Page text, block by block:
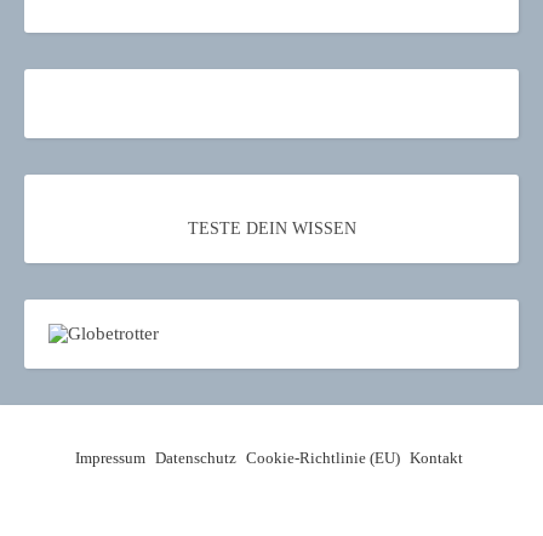
TESTE DEIN WISSEN
Impressum Datenschutz Cookie-Richtlinie (EU) Kontakt